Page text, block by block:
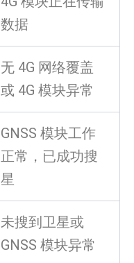
数据
无 4G 网络覆盖
或 4G 模块异常
GNSS 模块工作
正常，已成功搜
星
未搜到卫星或
GNSS 模块异常